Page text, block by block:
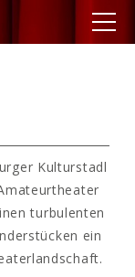
Kulturstadl
turbulenten
ein